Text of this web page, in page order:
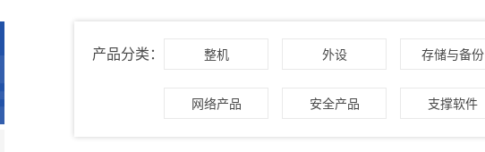
产品分类： 整机 外设 存储与备份
网络产品 安全产品 支撑软件